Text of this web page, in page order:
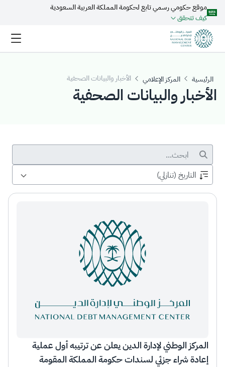
تخطي إلى المحتوى الرئيسي
موقع حكومي رسمي تابع لحكومة المملكة العربية السعودية
كيف تتحقق
الرئيسية المركز الإعلامي الأخبار والبيانات الصحفية
الأخبار والبيانات الصحفية
شريط البحث
التاريخ (تنازلي)
المركز الوطني لإدارة الدين يعلن عن ترتيبه أول عملية
إعادة شراء جزئي لسندات حكومة المملكة المقومة